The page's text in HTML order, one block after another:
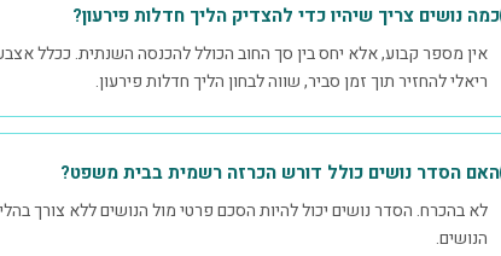
כמה נושים צריך שיהיו כדי להצדיק הליך חדלות פירעון?
אין מספר קבוע, אלא יחס בין סך החוב הכולל להכנסה השנתית. ככלל
ריאלי להחזיר תוך זמן סביר, שווה לבחון הליך חדלות פירעון.
האם הסדר נושים כולל דורש הכרזה רשמית בבית משפט?
לא בהכרח. הסדר נושים יכול להיות הסכם פרטי מול הנושים ללא צורך
הנושים.